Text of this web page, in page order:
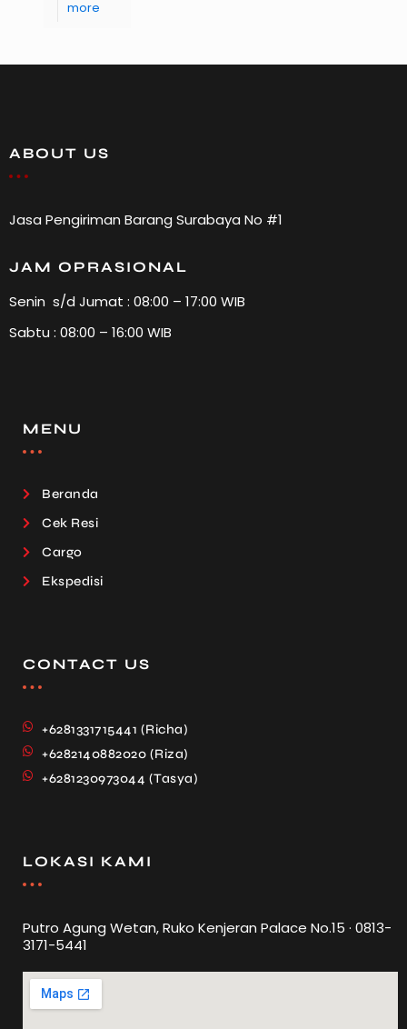
more
ABOUT US
Jasa Pengiriman Barang Surabaya No #1
JAM OPRASIONAL
Senin s/d Jumat : 08:00 – 17:00 WIB
Sabtu : 08:00 – 16:00 WIB
MENU
Beranda
Cek Resi
Cargo
Ekspedisi
CONTACT US
+6281331715441 (Richa)
+6282140882020 (Riza)
+6281230973044 (Tasya)
LOKASI KAMI
Putro Agung Wetan, Ruko Kenjeran Palace No.15 · 0813-
3171-5441